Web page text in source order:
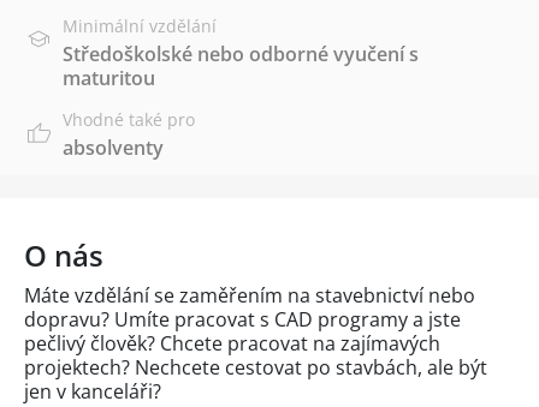
Minimální vzdělání
Středoškolské nebo odborné vyučení s
maturitou
Vhodné také pro
absolventy
O nás
Máte vzdělání se zaměřením na stavebnictví nebo
dopravu? Umíte pracovat s CAD programy a jste
pečlivý člověk? Chcete pracovat na zajímavých
projektech? Nechcete cestovat po stavbách, ale být
jen v kanceláři?